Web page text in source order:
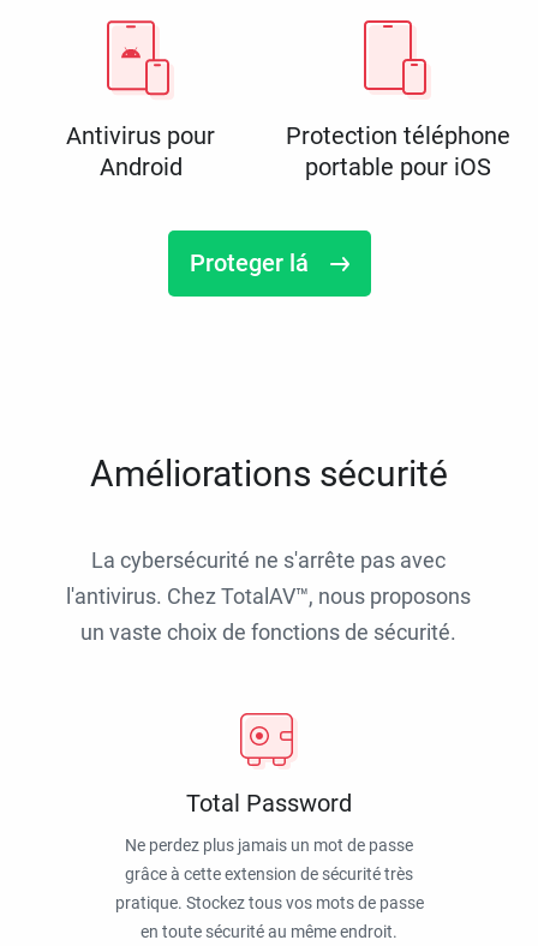
Antivirus pour
Android
Protection téléphone
portable pour iOS
Proteger lá
Améliorations sécurité
La cybersécurité ne s'arrête pas avec
l'antivirus. Chez TotalAV™, nous proposons
un vaste choix de fonctions de sécurité.
Total Password
Ne perdez plus jamais un mot de passe
grâce à cette extension de sécurité très
pratique. Stockez tous vos mots de passe
en toute sécurité au même endroit.